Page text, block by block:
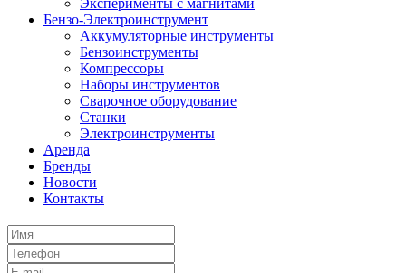
Эксперименты с магнитами
Бензо-Электроинструмент
Аккумуляторные инструменты
Бензоинструменты
Компрессоры
Наборы инструментов
Сварочное оборудование
Станки
Электроинструменты
Аренда
Бренды
Новости
Контакты